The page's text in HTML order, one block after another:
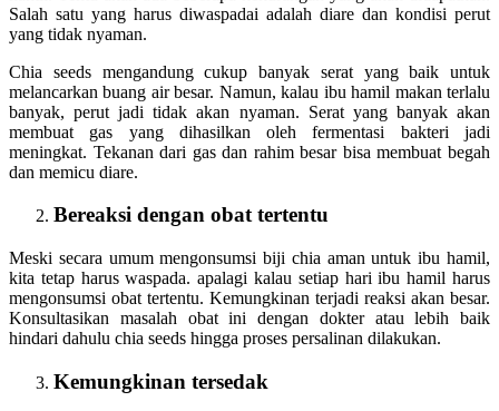
Salah satu yang harus diwaspadai adalah diare dan kondisi perut
yang tidak nyaman.
Chia seeds mengandung cukup banyak serat yang baik untuk
melancarkan buang air besar. Namun, kalau ibu hamil makan terlalu
banyak, perut jadi tidak akan nyaman. Serat yang banyak akan
membuat gas yang dihasilkan oleh fermentasi bakteri jadi
meningkat. Tekanan dari gas dan rahim besar bisa membuat begah
dan memicu diare.
Bereaksi dengan obat tertentu
Meski secara umum mengonsumsi biji chia aman untuk ibu hamil,
kita tetap harus waspada. apalagi kalau setiap hari ibu hamil harus
mengonsumsi obat tertentu. Kemungkinan terjadi reaksi akan besar.
Konsultasikan masalah obat ini dengan dokter atau lebih baik
hindari dahulu chia seeds hingga proses persalinan dilakukan.
Kemungkinan tersedak